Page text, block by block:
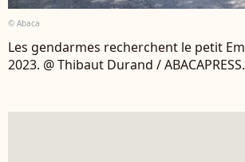
© Abaca
Les gendarmes recherchent le petit
2023. @ Thibaut Durand /